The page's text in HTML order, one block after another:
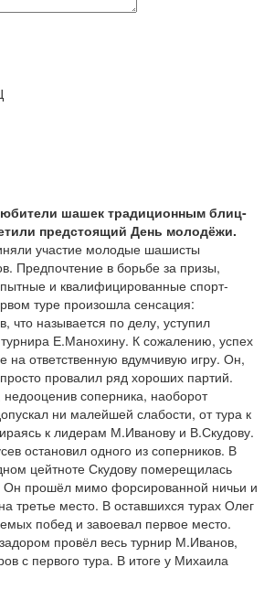
шашек традиционным блиц-
предстоящий День молодёжи.
участие молодые шашисты
Предпочтение в борьбе за призы,
и квалифицированные спорт­
туре произошла сенсация:
что называется по делу, уступил
Е.Манохину. К сожалению, успех
на ответственную вдумчивую игру. Он,
провалил ряд хороших партий.
соперника, наоборот
ни малейшей слабости, от тура к
к лидерам М.Иванову и В.Скудову.
остановил одного из соперников. В
цейтноте Скудову померещилась
Он прошёл мимо форсированной ничьи и
третье место. В оставшихся турах Олег
побед и завоевал первое место.
провёл весь турнир М.Иванов,
с первого тура. В итоге у Михаила